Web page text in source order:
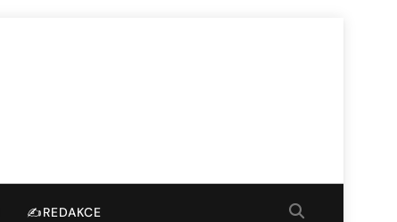
✍️REDAKCE